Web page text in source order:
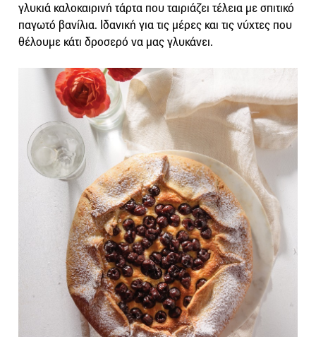
γλυκιά καλοκαιρινή τάρτα που ταιριάζει τέλεια με σπιτικό
παγωτό βανίλια. Ιδανική για τις μέρες και τις νύχτες που
θέλουμε κάτι δροσερό να μας γλυκάνει.